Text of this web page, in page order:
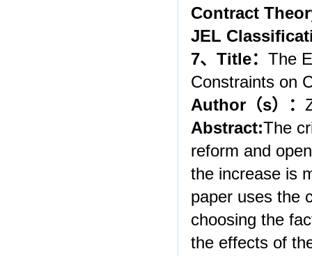
Contract
JEL
7、 Title： The
Constraints on
Author （s）：
Abstract:The
reform and
the increase is
paper uses the
choosing the
the effects of